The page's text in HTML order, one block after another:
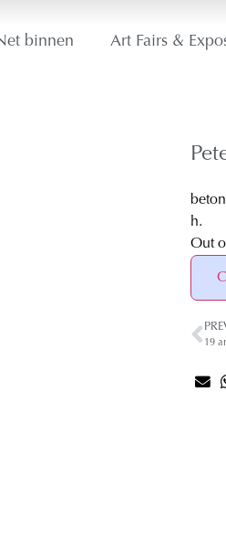
binnen Art Fairs &
h.
Out
19